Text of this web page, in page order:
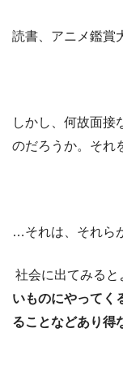
読書、アニメ鑑賞
しかし、何故面接
のだろうか。それ
…それは、それら
社会に出てみる
いものにやってく
ることなどあり得